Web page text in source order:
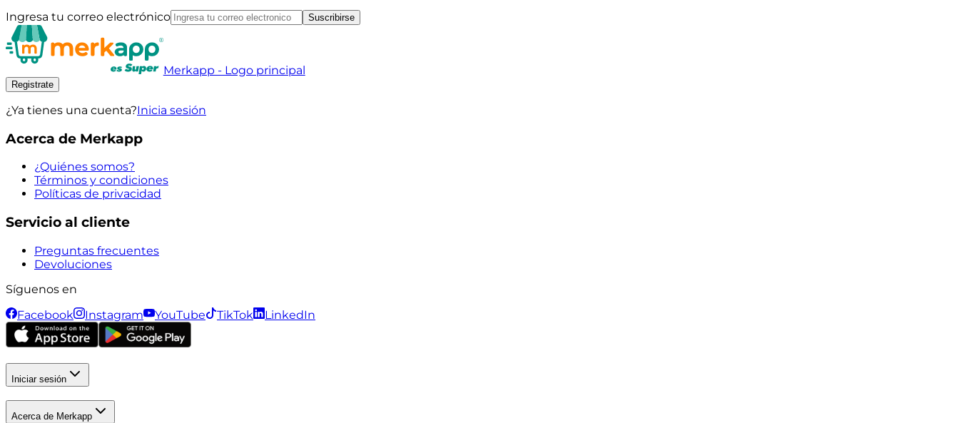
Ingresa tu correo electrónico
Suscribirse
Merkapp - Logo principal
Registrate
¿Ya tienes una cuenta?Inicia sesión
Acerca de Merkapp
¿Quiénes somos?
Términos y condiciones
Políticas de privacidad
Servicio al cliente
Preguntas frecuentes
Devoluciones
Síguenos en
Facebook
Instagram YouTube TikTok LinkedIn
Iniciar sesión
Acerca de Merkapp